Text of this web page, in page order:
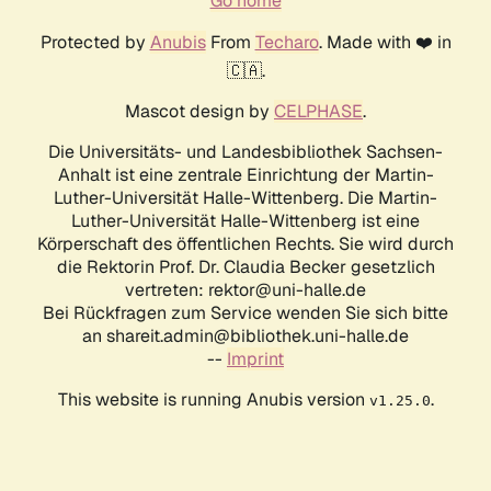
Protected by AnubisFrom Techaro. Made with ❤️ in
🇨🇦.
Mascot design by CELPHASE.
Die Universitäts- und Landesbibliothek Sachsen-
Anhalt ist eine zentrale Einrichtung der Martin-
Luther-Universität Halle-Wittenberg. Die Martin-
Luther-Universität Halle-Wittenberg ist eine
Körperschaft des öffentlichen Rechts. Sie wird durch
die Rektorin Prof. Dr. Claudia Becker gesetzlich
vertreten: rektor@uni-halle.de
Bei Rückfragen zum Service wenden Sie sich bitte
an shareit.admin@bibliothek.uni-halle.de
-- Imprint
This website is running Anubis version v1.25.0.